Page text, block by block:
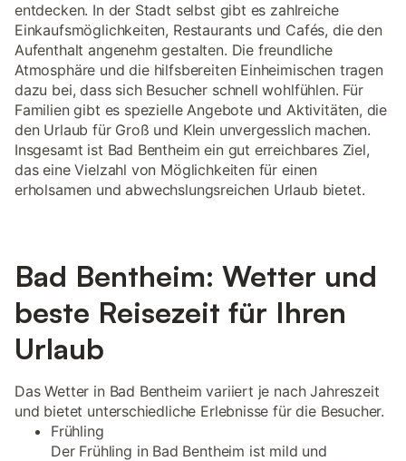
entdecken. In der Stadt selbst gibt es zahlreiche
Einkaufsmöglichkeiten, Restaurants und Cafés, die den
Aufenthalt angenehm gestalten. Die freundliche
Atmosphäre und die hilfsbereiten Einheimischen tragen
dazu bei, dass sich Besucher schnell wohlfühlen. Für
Familien gibt es spezielle Angebote und Aktivitäten, die
den Urlaub für Groß und Klein unvergesslich machen.
Insgesamt ist Bad Bentheim ein gut erreichbares Ziel,
das eine Vielzahl von Möglichkeiten für einen
erholsamen und abwechslungsreichen Urlaub bietet.
Bad Bentheim: Wetter und
beste Reisezeit für Ihren
Urlaub
Das Wetter in Bad Bentheim variiert je nach Jahreszeit
und bietet unterschiedliche Erlebnisse für die Besucher.
Frühling
Der Frühling in Bad Bentheim ist mild und